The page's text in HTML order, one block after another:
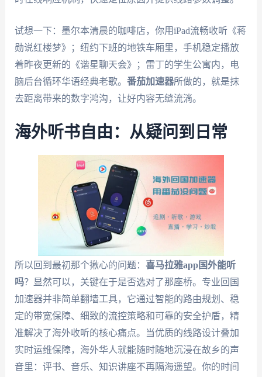
试想一下：墨尔本清晨的咖啡店，你用iPad流畅收听《蒋
勋说红楼梦》；纽约下班的地铁车厢里，手机稳定播放
着昨夜更新的《谐星聊天会》；雷丁的学生公寓内，电
脑后台循环华语经典老歌。 番茄加速器所做的，就是抹
去距离带来的数字鸿沟，让好内容无缝流淌。
海外听书自由：从疑问到日常
所以回到最初那个揪心的问题： 喜马拉雅app国外能听
吗？显然可以，关键在于是否选对了那座桥。专业回国
加速器并非简单翻墙工具，它通过智能的路由规划、稳
定的带宽保障、细致的流控策略和可靠的安全护盾，精
准解决了海外收听的核心痛点。当优质的线路设计叠加
实时运维保障，海外华人就能随时随地沉浸在故乡的声
音里：评书、音乐、知识讲座不再隔海遥望。你的时间